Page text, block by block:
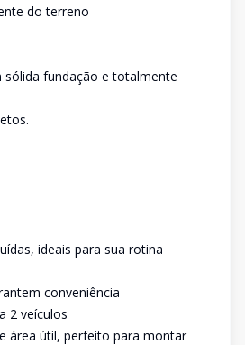
do terreno
sólida fundação e totalmente
ideais para sua rotina
conveniência
2 veículos
área útil, perfeito para montar